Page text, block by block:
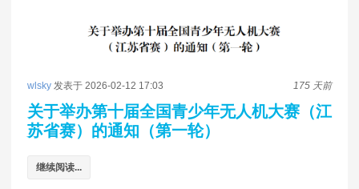
175 天前
wlsky 发表于 2026-02-12 17:03
关于举办第十届全国青少年无人机大赛（江
苏省赛）的通知（第一轮）
继续阅读...